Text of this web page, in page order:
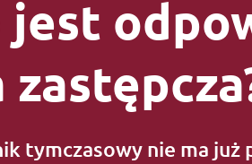
informacje
jest
tymczasowy nie ma już